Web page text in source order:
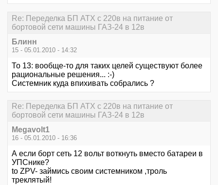
Re: Переделка БП ATX с 220в на питание от
бортовой сети машины ГАЗ-24 в 12в
Блинн
15 - 05.01.2010 - 14:32
То 13: вообще-то для таких целей существуют более
рациональные решения... :-)
Системник куда впихивать собрались ?
Re: Переделка БП ATX с 220в на питание от
бортовой сети машины ГАЗ-24 в 12в
Megavolt1
16 - 05.01.2010 - 16:36
А если борт сеть 12 вольт воткнуть вместо батареи в
УПСнике?
to ZPV- займись своим системником ,троль
треклятый!